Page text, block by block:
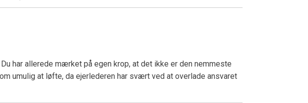
har allerede mærket på egen krop, at det ikke er den nemmeste
umulig at løfte, da ejerlederen har svært ved at overlade ansvaret